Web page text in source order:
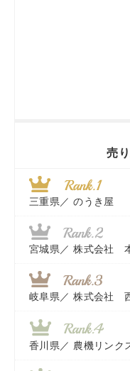
売
三重県／ のうき屋
宮城県／ 株式会社
岐阜県／ 株式会社
香川県／ 農機リンク